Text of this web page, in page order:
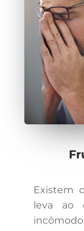
Existem
leva ao